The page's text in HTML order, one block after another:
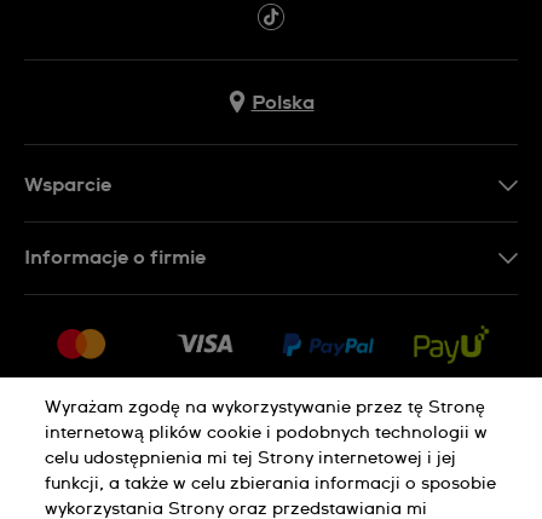
Polska
Wsparcie
Zwroty i reklamacje
Warunki sprzedaży
Odstąp od umowy
Informacje o firmie
Praca
Polityka Prywatności Pliki Cookie
Wyrażam zgodę na wykorzystywanie przez tę Stronę
internetową plików cookie i podobnych technologii w
celu udostępnienia mi tej Strony internetowej i jej
funkcji, a także w celu zbierania informacji o sposobie
wykorzystania Strony oraz przedstawiania mi